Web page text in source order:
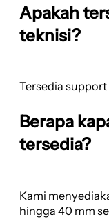
Apakah
teknisi?
Tersedia
Berapa
tersedia?
Kami
hingga 40 mm